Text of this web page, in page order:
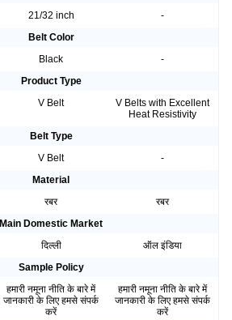
21/32 inch
-
Belt Color
Black
-
Product Type
V Belt
V Belts with Excellent
Heat Resistivity
Belt Type
V Belt
-
Material
रबर
रबर
Main Domestic Market
दिल्ली
ऑल इंडिया
Sample Policy
हमारी नमूना नीति के बारे में
जानकारी के लिए हमसे संपर्क
करें
हमारी नमूना नीति के बारे में
जानकारी के लिए हमसे संपर्क
करें